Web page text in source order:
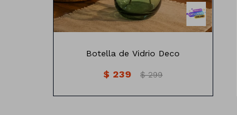
Botella de Vidrio Deco
$ 239 $ 299